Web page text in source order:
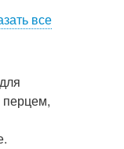
все
перцем,